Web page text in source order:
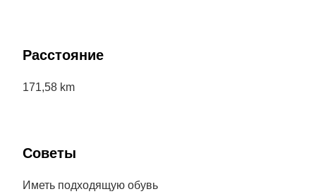
Расстояние
171,58 km
Советы
Иметь подходящую обувь